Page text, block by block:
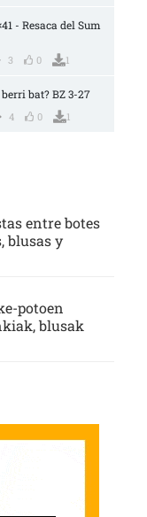
- Resaca del Sum
3 0 1
bat? BZ 3-27
4 0 1
entre botes
blusas y
potoen
blusak